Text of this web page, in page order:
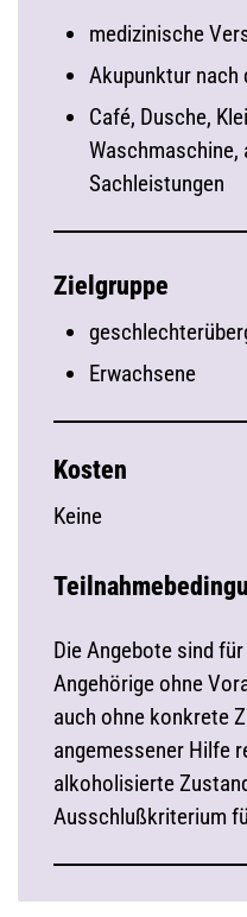
medizinische
Akupunktur nach
Café, Dusche,
Sachleistungen
Zielgruppe
Erwachsene
Kosten
Keine
Die Angebote sind
Angehörige ohne
auch ohne konkrete
angemessener Hilfe
alkoholisierte
Ausschlußkriterium